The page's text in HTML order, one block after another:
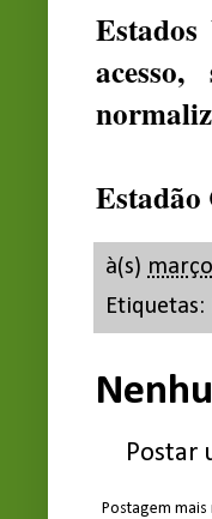
Estadão
à(s)
Etiquetas:
Postar
Postagem mais